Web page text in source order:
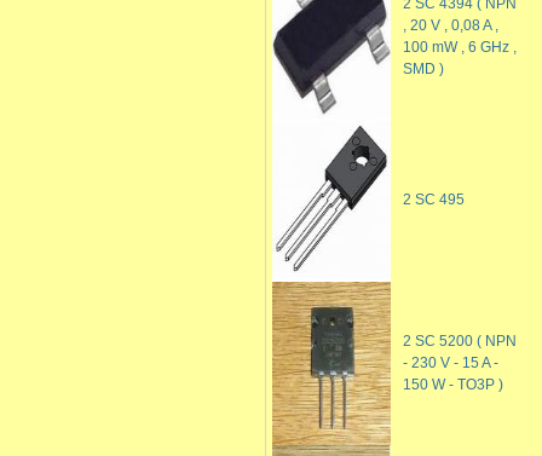
, 20 V , 0,08 A ,
100 mW , 6 GHz ,
SMD )
2 SC 495
2 SC 5200 ( NPN
- 230 V - 15 A -
150 W - TO3P )